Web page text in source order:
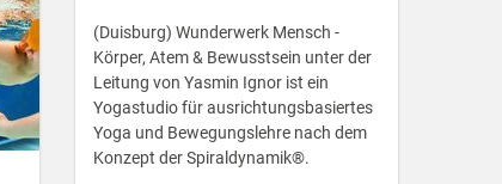
(Duisburg) Wunderwerk Mensch -
Körper, Atem & Bewusstsein unter der
Leitung von Yasmin Ignor ist ein
Yogastudio für ausrichtungsbasiertes
Yoga und Bewegungslehre nach dem
Konzept der Spiraldynamik®.